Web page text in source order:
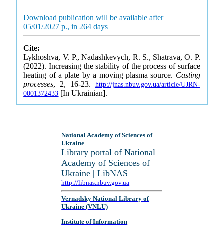
Download publication will be available after
05/01/2027 р., in 264 days
Cite:
Lykhoshva, V. P., Nadashkevych, R. S., Shatrava, O. P.
(2022). Increasing the stability of the process of surface
heating of a plate by a moving plasma source. Casting
processes, 2, 16-23. http://jnas.nbuv.gov.ua/article/UJRN-
0001372433 [In Ukrainian].
National Academy of Sciences of
Ukraine
Library portal of National
Academy of Sciences of
Ukraine | LibNAS
http://libnas.nbuv.gov.ua
Vernadsky National Library of
Ukraine (VNLU)
Institute of Information